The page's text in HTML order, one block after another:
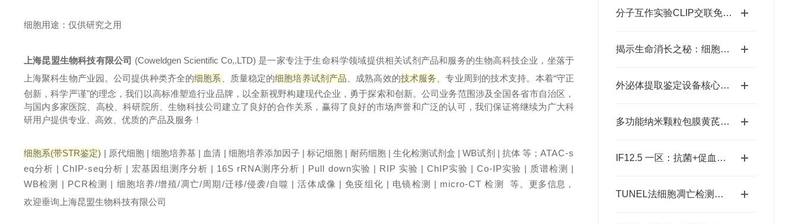
分子互作实验CLIP交联免疫共沉淀
揭示生命消长之秘：细胞凋亡检测在生物医学研究中的应用
外泌体提取鉴定设备核心优势与应用场景深度探索
多功能纳米颗粒包膜黄芪多糖和金纳米棒联合聚焦超声治疗乳腺癌
IF12.5 一区：抗菌+促血管生成：壳聚糖水凝胶为糖尿病足治疗注入新希望
TUNEL法细胞凋亡检测假阳性率高怎么破？
细胞用途：仅供研究之用
上海昆盟生物科技有限公司 (Coweldgen Scientific Co,.LTD) 是一家专注于生命科学领域提供相关试剂产品和服务的生物高科技企业，坐落于
上海聚科生物产业园。公司提供种类齐全的细胞系 、质量稳定的细胞培养试剂产品 、成熟高效的技术服务 、专业周到的技术支持。本着“守正
创新，科学严谨"的理念，我们以高标准塑造行业品牌，以全新视野构建现代企业，勇于探索和创新。公司业务范围涉及全国各省市自治区，
与国内多家医院、高校、科研院所、生物科技公司建立了良好的合作关系，赢得了良好的市场声誉和广泛的认可，我们保证将继续为广大科
研用户提供专业、高效、优质的产品及服务！
细胞系(带STR鉴定) | 原代细胞 | 细胞培养基 | 血清 | 细胞培养添加因子 | 标记细胞 | 耐药细胞 | 生化检测试剂盒 | WB试剂 | 抗体 等； ATAC-s
eq分析 | ChIP-seq分析 | 宏基因组测序分析 | 16S rRNA测序分析 | Pull down实验 | RIP 实验 | ChIP实验 | Co-IP实验 | 质谱检测 |
WB检测 | PCR检测 | 细胞培养/增殖/凋亡/周期/迁移/侵袭/自噬 | 活体成像 | 免疫组化 | 电镜检测 | micro-CT 检测 等。 更多信息，
欢迎垂询上海昆盟生物科技有限公司